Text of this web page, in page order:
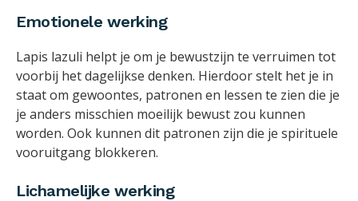
Emotionele werking
Lapis lazuli helpt je om je bewustzijn te verruimen tot
voorbij het dagelijkse denken. Hierdoor stelt het je in
staat om gewoontes, patronen en lessen te zien die je
je anders misschien moeilijk bewust zou kunnen
worden. Ook kunnen dit patronen zijn die je spirituele
vooruitgang blokkeren.
Lichamelijke werking